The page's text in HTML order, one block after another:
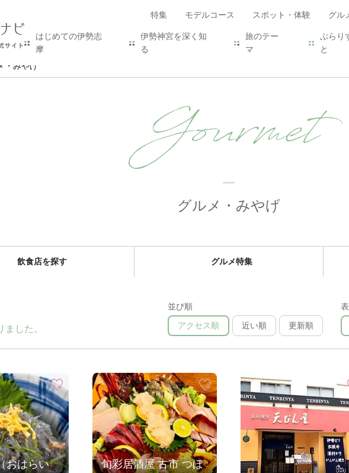
特集 モデルコース スポット・体験 グル
はじめての伊勢志
摩
伊勢神宮を深く知
る
旅のテー
マ
ぶらり
と
・みやげ
Gourmet
グルメ・みやげ
飲食店を探す グルメ特集
ました。
並び順
アクセス順 近い順 更新順
おはらい
旬彩居酒屋 古市 つぼ